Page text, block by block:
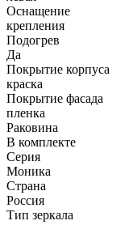
Оснащение
крепления
Подогрев
Да
Покрытие корпуса
краска
Покрытие фасада
пленка
Раковина
В комплекте
Серия
Моника
Страна
Россия
Тип зеркала